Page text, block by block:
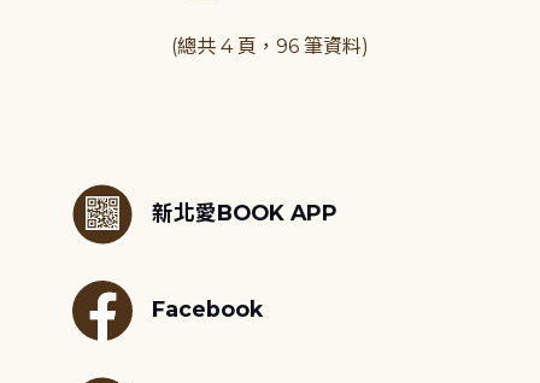
(總共 4 頁，96 筆資料)
新北愛BOOK APP
Facebook